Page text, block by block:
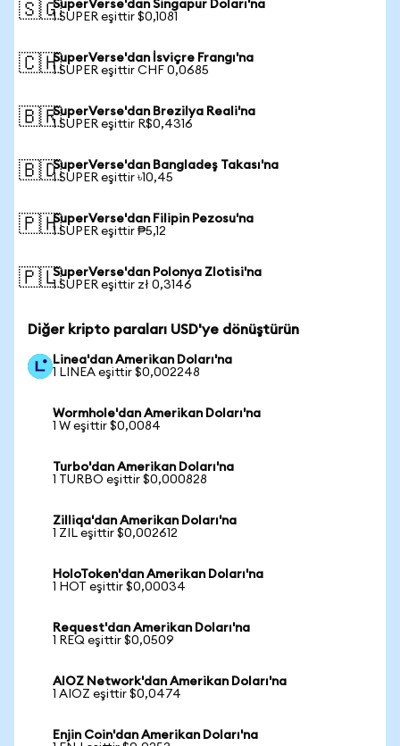
🇸🇬SuperVerse'dan Singapur Doları'na
1 SUPER eşittir $0,1081
🇨🇭SuperVerse'dan İsviçre Frangı'na
1 SUPER eşittir CHF 0,0685
🇧🇷SuperVerse'dan Brezilya Reali'na
1 SUPER eşittir R$0,4316
🇧🇩SuperVerse'dan Bangladeş Takası'na
1 SUPER eşittir ৳10,45
🇵🇭SuperVerse'dan Filipin Pezosu'na
1 SUPER eşittir ₱5,12
🇵🇱SuperVerse'dan Polonya Zlotisi'na
1 SUPER eşittir zł 0,3146
Diğer kripto paraları USD'ye dönüştürün
Linea'dan Amerikan Doları'na
1 LINEA eşittir $0,002248
Wormhole'dan Amerikan Doları'na
1 W eşittir $0,0084
Turbo'dan Amerikan Doları'na
1 TURBO eşittir $0,000828
Zilliqa'dan Amerikan Doları'na
1 ZIL eşittir $0,002612
HoloToken'dan Amerikan Doları'na
1 HOT eşittir $0,00034
Request'dan Amerikan Doları'na
1 REQ eşittir $0,0509
AIOZ Network'dan Amerikan Doları'na
1 AIOZ eşittir $0,0474
Enjin Coin'dan Amerikan Doları'na